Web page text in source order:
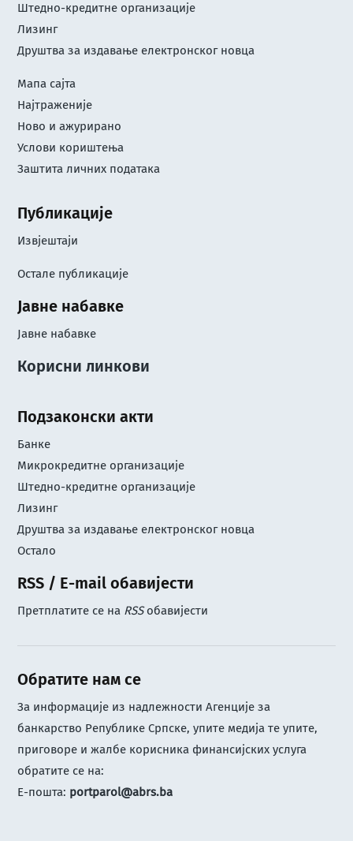
Штедно-кредитне организације
Лизинг
Друштва за издавање електронског новца
Мапа сајта
Најтраженије
Ново и ажурирано
Услови кориштењa
Заштита личних података
Публикације
Извјештаји
Остале публикације
Јавне набавке
Јавне набавке
Корисни линкови
Подзаконски акти
Банке
Микрокредитне организације
Штедно-кредитне организације
Лизинг
Друштва за издавање електронског новца
Остало
RSS / E-mail обавијести
Претплатите се на RSSобавијести
Обратите нам се
За информације из надлежности Агенције за
банкарство Републике Српске, упите медија те упите,
приговоре и жалбе корисника финансијских услуга
обратите се на:
Е-пошта: portparol@abrs.ba